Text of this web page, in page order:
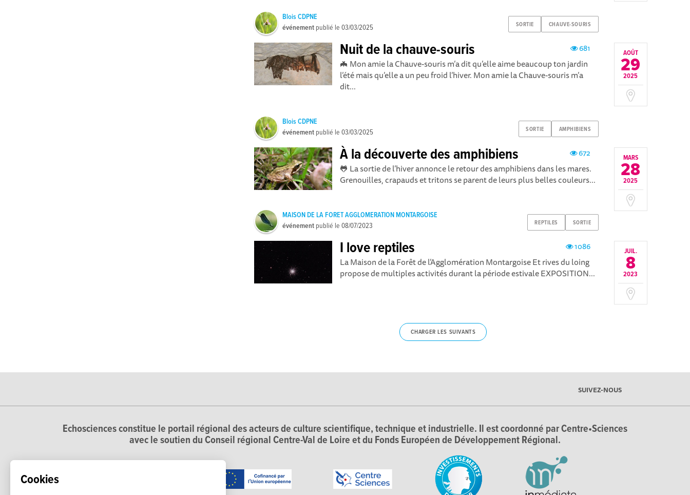
Cookies
SORTIE CHAUVE-SOURIS
Blois CDPNE
événement publié le03/03/2025
AOÛT
29
2025
681
Nuit de la chauve-souris
🦇 Mon amie la Chauve-souris m’a dit qu’elle aime beaucoup ton jardin
l’été mais qu’elle a un peu froid l’hiver. Mon amie la Chauve-souris m’a
dit...
SORTIE AMPHIBIENS
Blois CDPNE
événement publié le03/03/2025
MARS
28
2025
672
À la découverte des amphibiens
🐸 La sortie de l’hiver annonce le retour des amphibiens dans les mares.
Grenouilles, crapauds et tritons se parent de leurs plus belles couleurs...
REPTILES SORTIE
MAISON DE LA FORET AGGLOMERATION MONTARGOISE
événement publié le08/07/2023
JUIL.
8
2023
1086
I love reptiles
La Maison de la Forêt de l’Agglomération Montargoise Et rives du loing
propose de multiples activités durant la période estivale EXPOSITION...
CHARGER LES SUIVANTS
SUIVEZ-NOUS
Echosciences constitue le portail régional des acteurs de culture scientifique, technique et industrielle. Il est coordonné par Centre•Sciences
avec le soutien du Conseil régional Centre-Val de Loire et du Fonds Européen de Développement Régional.